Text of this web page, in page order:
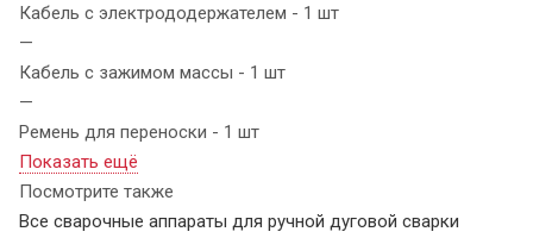
Кабель с электрододержателем - 1 шт
—
Кабель с зажимом массы - 1 шт
—
Ремень для переноски - 1 шт
Показать ещё
Посмотрите также
Все сварочные аппараты для ручной дуговой сварки